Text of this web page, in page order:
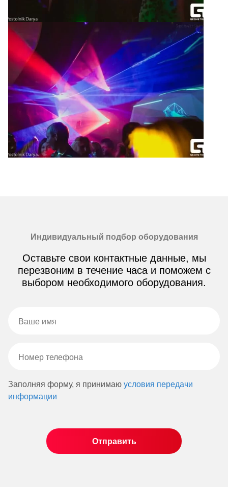
Индивидуальный подбор оборудования
Оставьте свои контактные данные, мы
перезвоним в течение часа и поможем с
выбором необходимого оборудования.
Заполняя форму, я принимаю условия передачи
информации